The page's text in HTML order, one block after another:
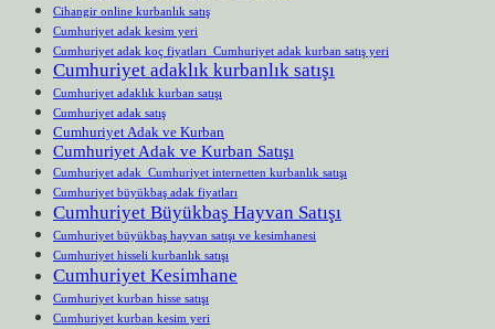
Cihangir online kurbanlık satış
Cumhuriyet adak kesim yeri
Cumhuriyet adak koç fiyatları Cumhuriyet adak kurban satış yeri
Cumhuriyet adaklık kurbanlık satışı
Cumhuriyet adaklık kurban satışı
Cumhuriyet adak satış
Cumhuriyet Adak ve Kurban
Cumhuriyet Adak ve Kurban Satışı
Cumhuriyet adak Cumhuriyet internetten kurbanlık satışı
Cumhuriyet büyükbaş adak fiyatları
Cumhuriyet Büyükbaş Hayvan Satışı
Cumhuriyet büyükbaş hayvan satışı ve kesimhanesi
Cumhuriyet hisseli kurbanlık satışı
Cumhuriyet Kesimhane
Cumhuriyet kurban hisse satışı
Cumhuriyet kurban kesim yeri